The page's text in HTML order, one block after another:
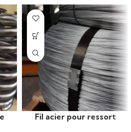
Fil acier pour ressort